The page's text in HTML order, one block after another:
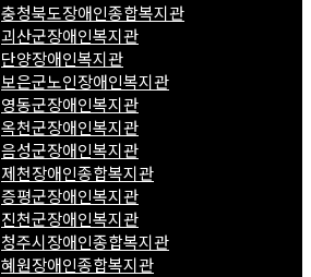
충청북도장애인종합복지관
괴산군장애인복지관
단양장애인복지관
보은군노인장애인복지관
영동군장애인복지관
옥천군장애인복지관
음성군장애인복지관
제천장애인종합복지관
증평군장애인복지관
진천군장애인복지관
청주시장애인종합복지관
혜원장애인종합복지관